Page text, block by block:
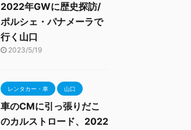
2022年GWに歴史探訪/
ポルシェ・パナメーラで
行く山口
2023/5/19
レンタカー・車 山口
車のCMに引っ張りだこ
のカルストロード、2022